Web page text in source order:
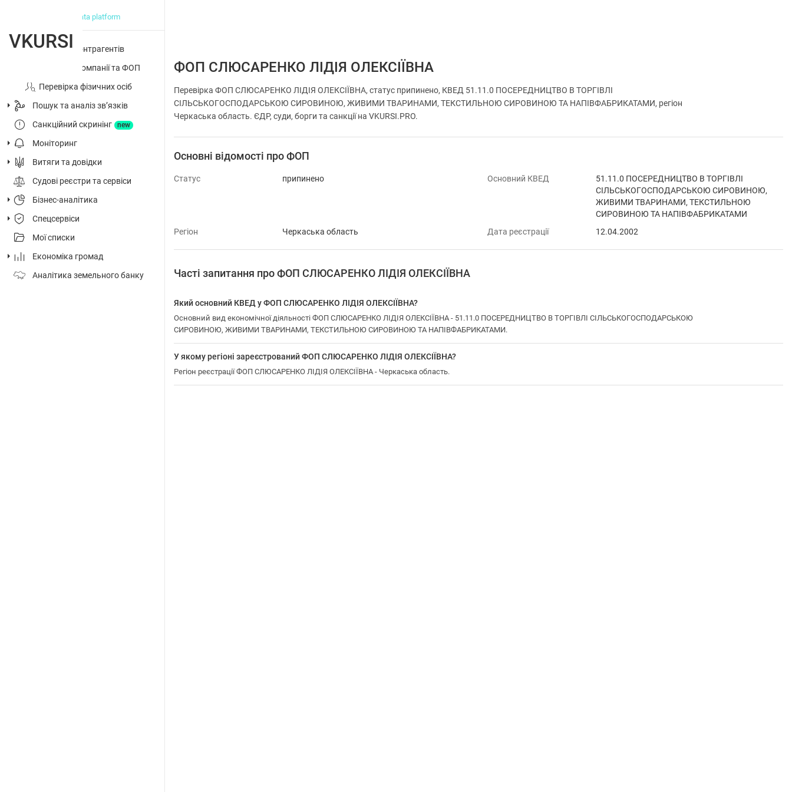
big data platform
Перевірка контрагентів
Досьє на компанії та ФОП
Перевірка фізичних осіб
Пошук та аналіз звʼязків
Санкційний скринінг
new
Моніторинг
Витяги та довідки
Судові реєстри та сервіси
Бізнес-аналітика
Спецсервіси
Мої списки
Економіка громад
Аналітика земельного банку
ФОП СЛЮСАРЕНКО ЛІДІЯ ОЛЕКСІЇВНА
Перевірка ФОП СЛЮСАРЕНКО ЛІДІЯ ОЛЕКСІЇВНА, статус припинено, КВЕД 51.11.0 ПОСЕРЕДНИЦТВО В ТОРГІВЛІ
СІЛЬСЬКОГОСПОДАРСЬКОЮ СИРОВИНОЮ, ЖИВИМИ ТВАРИНАМИ, ТЕКСТИЛЬНОЮ СИРОВИНОЮ ТА НАПІВФАБРИКАТАМИ, регіон
Черкаська область. ЄДР, суди, борги та санкції на VKURSI.PRO.
Основні відомості про ФОП
Статус припинено Основний КВЕД
51.11.0 ПОСЕРЕДНИЦТВО В ТОРГІВЛІ
СІЛЬСЬКОГОСПОДАРСЬКОЮ СИРОВИНОЮ,
ЖИВИМИ ТВАРИНАМИ, ТЕКСТИЛЬНОЮ
СИРОВИНОЮ ТА НАПІВФАБРИКАТАМИ
Регіон
Черкаська область Дата реєстрації 12.04.2002
Часті запитання про ФОП СЛЮСАРЕНКО ЛІДІЯ ОЛЕКСІЇВНА
Який основний КВЕД у ФОП СЛЮСАРЕНКО ЛІДІЯ ОЛЕКСІЇВНА?
Основний вид економічної діяльності ФОП СЛЮСАРЕНКО ЛІДІЯ ОЛЕКСІЇВНА - 51.11.0 ПОСЕРЕДНИЦТВО В ТОРГІВЛІ СІЛЬСЬКОГОСПОДАРСЬКОЮ
СИРОВИНОЮ, ЖИВИМИ ТВАРИНАМИ, ТЕКСТИЛЬНОЮ СИРОВИНОЮ ТА НАПІВФАБРИКАТАМИ.
У якому регіоні зареєстрований ФОП СЛЮСАРЕНКО ЛІДІЯ ОЛЕКСІЇВНА?
Регіон реєстрації ФОП СЛЮСАРЕНКО ЛІДІЯ ОЛЕКСІЇВНА - Черкаська область.
VKURSI